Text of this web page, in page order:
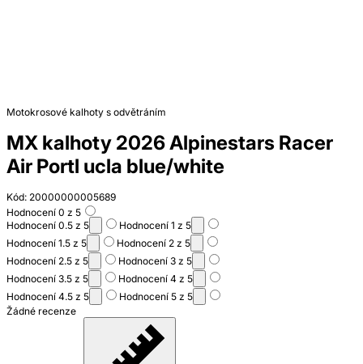
Motokrosové kalhoty s odvětráním
MX kalhoty 2026 Alpinestars Racer
Air Portl ucla blue/white
Kód: 20000000005689
Hodnocení 0 z 5
Hodnocení 0.5 z 5
Hodnocení 1 z 5
Hodnocení 1.5 z 5
Hodnocení 2 z 5
Hodnocení 2.5 z 5
Hodnocení 3 z 5
Hodnocení 3.5 z 5
Hodnocení 4 z 5
Hodnocení 4.5 z 5
Hodnocení 5 z 5
Žádné recenze